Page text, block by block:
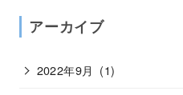
アーカイブ
2022年9月 (1)